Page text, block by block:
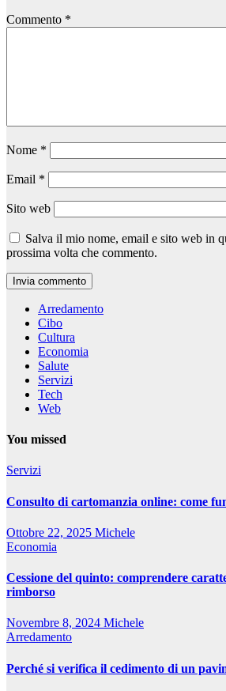
Commento *
Nome *
Email *
Sito web
Salva il mio nome, email e sito web in
prossima volta che commento.
Arredamento
Cibo
Cultura
Economia
Salute
Servizi
Tech
Web
You missed
Servizi
Consulto di cartomanzia online: come
Ottobre 22, 2025 Michele
Economia
Cessione del quinto: comprendere
rimborso
Novembre 8, 2024 Michele
Arredamento
Perché si verifica il cedimento di un